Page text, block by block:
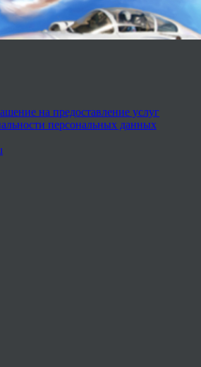
на предоставление услуг
персональных данных